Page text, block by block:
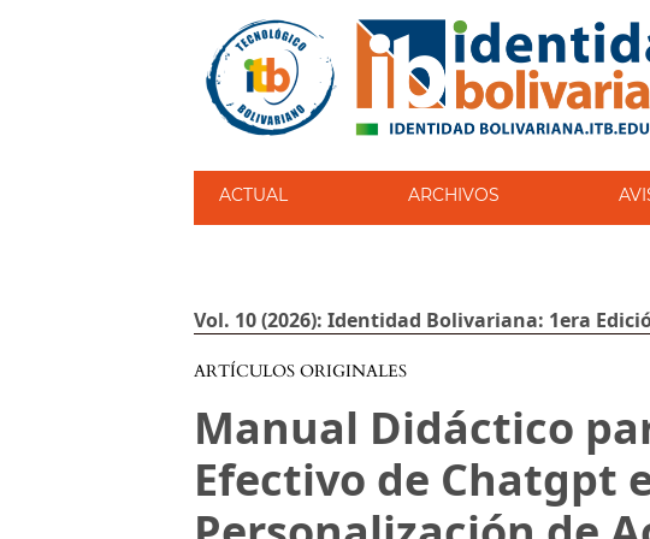
ACTUAL ARCHIVOS
Vol. 10 (2026): Identidad Bolivariana: 1era
ARTÍCULOS ORIGINALES
Manual Didáctico
Efectivo de Chatgpt